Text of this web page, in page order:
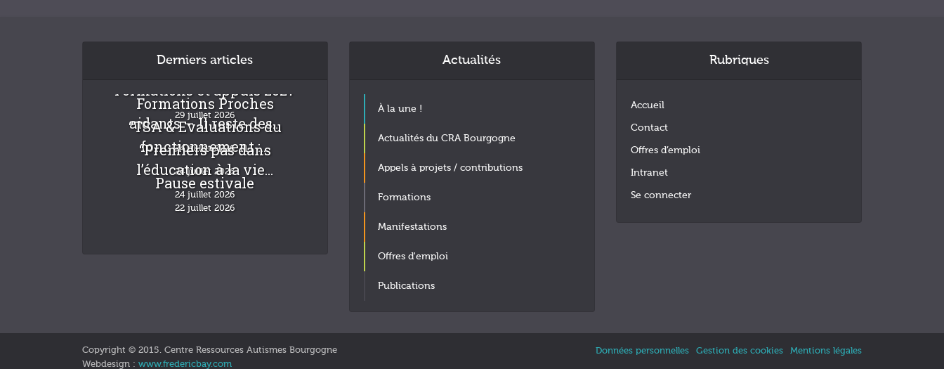
Derniers articles
Formations et appuis 2027
29 juillet 2026
Formations Proches
aidants – Il reste des...
24 juillet 2026
“TSA & Evaluations du
fonctionnement :...
24 juillet 2026
“Premiers pas dans
l’éducation à la vie...
24 juillet 2026
Pause estivale
22 juillet 2026
Actualités
À la une !
Actualités du CRA Bourgogne
Appels à projets / contributions
Formations
Manifestations
Offres d'emploi
Publications
Rubriques
Accueil
Contact
Offres d’emploi
Intranet
Se connecter
Copyright © 2015. Centre Ressources Autismes Bourgogne
Webdesign : www.fredericbay.com
Données personnelles Gestion des cookies Mentions légales